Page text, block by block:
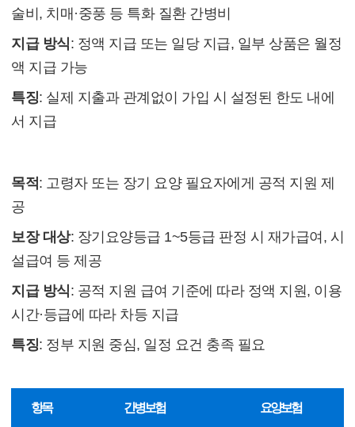
술비, 치매·중풍 등 특화 질환 간병비
지급 방식: 정액 지급 또는 일당 지급, 일부 상품은 월정
액 지급 가능
특징: 실제 지출과 관계없이 가입 시 설정된 한도 내에
서 지급
목적 : 고령자 또는 장기 요양 필요자에게 공적 지원 제
공
보장 대상: 장기요양등급 1~5등급 판정 시 재가급여, 시
설급여 등 제공
지급 방식: 공적 지원 급여 기준에 따라 정액 지원, 이용
시간·등급에 따라 차등 지급
특징: 정부 지원 중심, 일정 요건 충족 필요
항목 간병보험 요양보험